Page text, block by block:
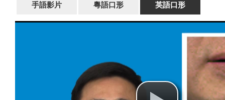
手語影片 粵語口形 英語口形